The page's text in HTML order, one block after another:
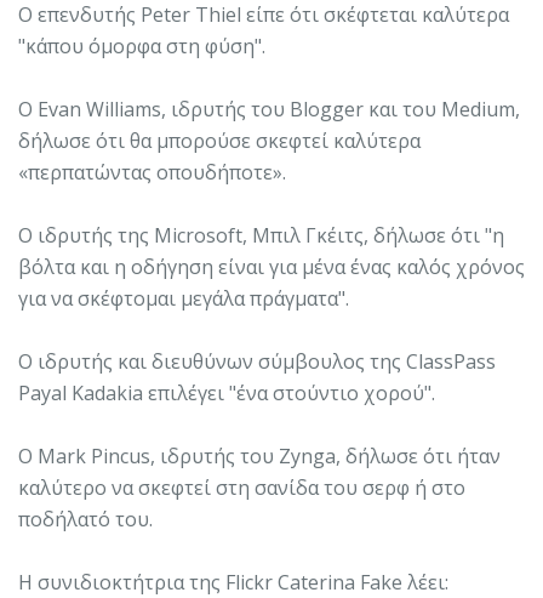
Ο επενδυτής Peter Thiel είπε ότι σκέφτεται καλύτερα
"κάπου όμορφα στη φύση".
Ο Evan Williams, ιδρυτής του Blogger και του Medium,
δήλωσε ότι θα μπορούσε σκεφτεί καλύτερα
«περπατώντας οπουδήποτε».
Ο ιδρυτής της Microsoft, Μπιλ Γκέιτς, δήλωσε ότι "η
βόλτα και η οδήγηση είναι για μένα ένας καλός χρόνος
για να σκέφτομαι μεγάλα πράγματα".
Ο ιδρυτής και διευθύνων σύμβουλος της ClassPass
Payal Kadakia επιλέγει "ένα στούντιο χορού".
Ο Mark Pincus, ιδρυτής του Zynga, δήλωσε ότι ήταν
καλύτερο να σκεφτεί στη σανίδα του σερφ ή στο
ποδήλατό του.
Η συνιδιοκτήτρια της Flickr Caterina Fake λέει: